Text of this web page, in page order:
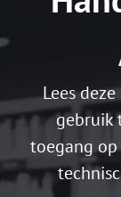
Lees
gebruik
toegang